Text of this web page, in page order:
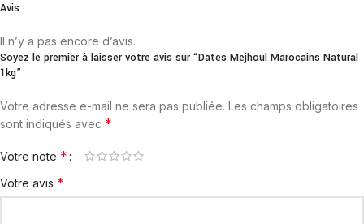
Avis
Il n’y a pas encore d’avis.
Soyez le premier à laisser votre avis sur “Dates Mejhoul Marocains Natural
1kg”
Votre adresse e-mail ne sera pas publiée. Les champs obligatoires
sont indiqués avec *
Votre note *
Votre avis *